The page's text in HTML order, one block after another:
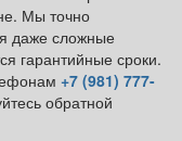
Мы точно
даже сложные
гарантийные сроки.
+7 (981) 777-
обратной